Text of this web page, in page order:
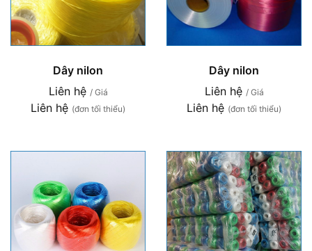
Dây nilon
Liên hệ / Giá
Liên hệ (đơn tối thiểu)
Dây nilon
Liên hệ / Giá
Liên hệ (đơn tối thiểu)